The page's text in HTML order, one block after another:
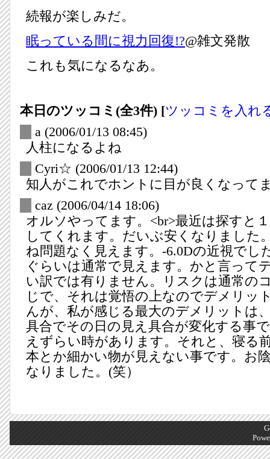
続報が楽しみだ。
眠っている間に視力回復!?@雑文発散
これも気になるなあ。
本日のツッコミ(全3件) [ツッコミを入れ
a (2006/01/13 08:45)
人柱になるよね
Cyri☆ (2006/01/13 12:44)
知人がこれでホントに目が良くなって
caz (2006/04/14 18:06)
オルソやってます。<br>最近は探すと
してくれます。だいぶ安くなりました
ね問題なく見えます。-6.0Dの近視でし
ぐらいは通常で見えます。かと言って
い訳では有りません。リスクは通常の
じで、それは覚悟の上なのでデメリッ
んが、私が感じる最大のデメリットは
具合でその日の見え具合が変化する事
えずらい時があります。それと、寝る
本とか細かい物が見えない事です。お
なりました。(笑）